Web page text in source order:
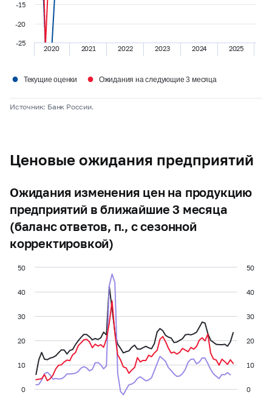
2020 2021 2022 2023 2024 2025
-25
-20
-15
● Текущие оценки ● Ожидания на следующие 3 месяца
Источник: Банк России.
Ценовые ожидания предприятий
Ожидания изменения цен на продукцию
предприятий в ближайшие 3 месяца
(баланс ответов, п., с сезонной
корректировкой)
0
10
20
30
40
50
0
10
20
30
40
50